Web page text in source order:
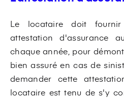
Le locataire doit
attestation d'assurance
chaque année, pour
bien assuré en cas de
demander cette
locataire est tenu de s'y